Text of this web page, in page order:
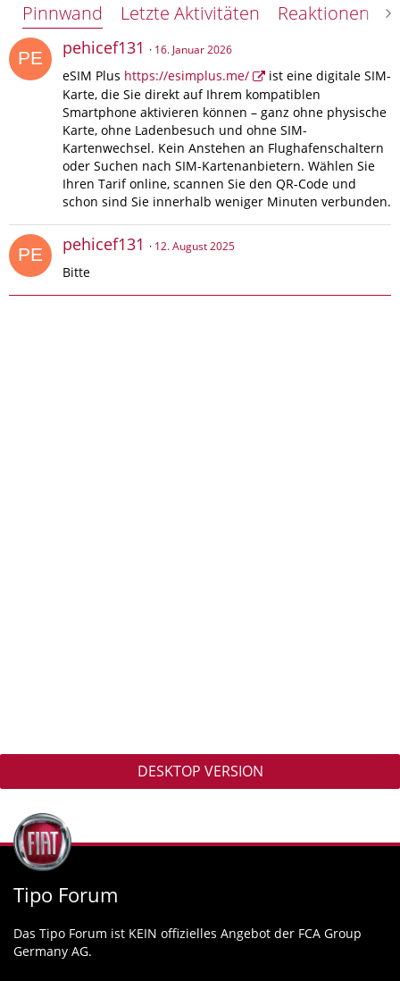
Pinnwand Letzte Aktivitäten Reaktionen
pehicef131 16. Januar 2026
eSIM Plus https://esimplus.me/
ist eine digitale SIM-
Karte, die Sie direkt auf Ihrem kompatiblen
Smartphone aktivieren können – ganz ohne physische
Karte, ohne Ladenbesuch und ohne SIM-
Kartenwechsel. Kein Anstehen an Flughafenschaltern
oder Suchen nach SIM-Kartenanbietern. Wählen Sie
Ihren Tarif online, scannen Sie den QR-Code und
schon sind Sie innerhalb weniger Minuten verbunden.
pehicef131 12. August 2025
Bitte
DESKTOP VERSION
Tipo Forum
Das Tipo Forum ist KEIN offizielles Angebot der FCA Group
Germany AG.